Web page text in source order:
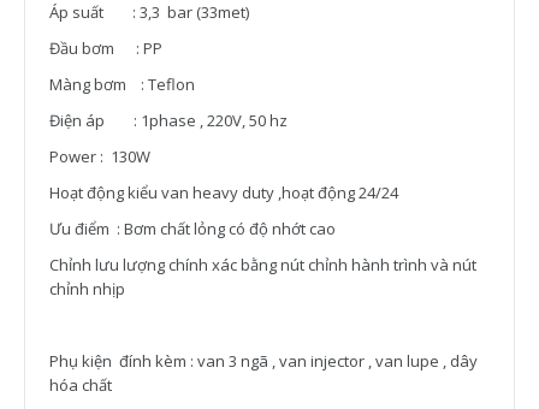
Áp suất : 3,3 bar (33met)
Đầu bơm : PP
Màng bơm : Teflon
Điện áp : 1phase , 220V, 50 hz
Power : 130W
Hoạt động kiểu van heavy duty ,hoạt động 24/24
Ưu điểm : Bơm chất lỏng có độ nhớt cao
Chỉnh lưu lượng chính xác bằng nút chỉnh hành trình và nút
chỉnh nhịp
Phụ kiện đính kèm : van 3 ngã , van injector , van lupe , dây
hóa chất